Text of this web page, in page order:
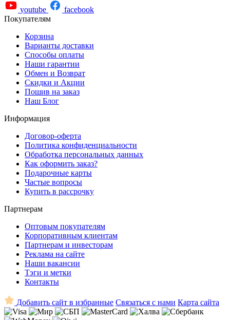
youtube
facebook
Покупателям
Корзина
Варианты доставки
Способы оплаты
Наши гарантии
Обмен и Возврат
Скидки и Акции
Пошив на заказ
Наш Блог
Информация
Договор-оферта
Политика конфиденциальности
Обработка персональных данных
Как оформить заказ?
Подарочные карты
Частые вопросы
Купить в рассрочку
Партнерам
Оптовым покупателям
Корпоративным клиентам
Партнерам и инвесторам
Реклама на сайте
Наши вакансии
Тэги и метки
Контакты
Добавить сайт в избранные Связаться с нами Карта сайта